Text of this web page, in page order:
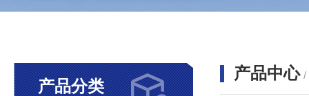
产品分类
产品中心 /